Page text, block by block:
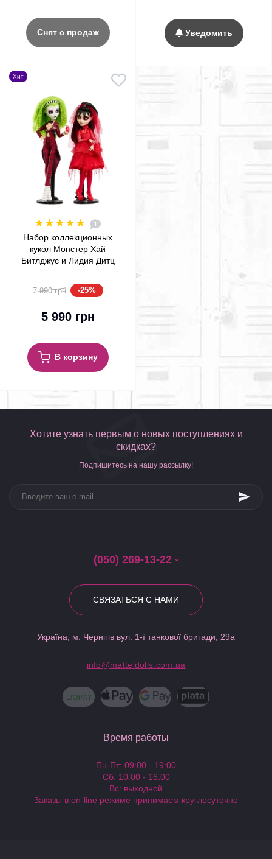
Снят с продаж Уведомить
Хит
1
Набор коллекционных
кукол Монстер Хай
Битлджус и Лидия Дитц
Beetlejuice & Lydia Deetz
Mattel (HYV96)
7 990 грн -25%
5 990 грн
В корзину
Хотите узнать первым о новых поступлениях и
скидках?
Подпишитесь на нашу рассылку!
(050) 269-13-22
СВЯЗАТЬСЯ С НАМИ
Україна, м. Чернігів вул. 1-ї танкової бригади, 29а
info@matteldolls.com.ua
Время работы
Пн-Пт: 09:00 - 19:00
Сб: 10:00 - 16:00
Вс: выходной
Заказы в on-line режиме принимаем круглосуточно